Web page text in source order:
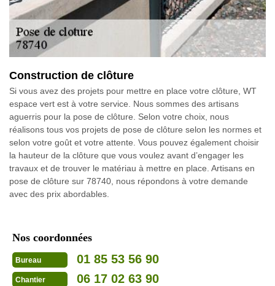
Construction de clôture
Si vous avez des projets pour mettre en place votre clôture, WT
espace vert est à votre service. Nous sommes des artisans
aguerris pour la pose de clôture. Selon votre choix, nous
réalisons tous vos projets de pose de clôture selon les normes et
selon votre goût et votre attente. Vous pouvez également choisir
la hauteur de la clôture que vous voulez avant d’engager les
travaux et de trouver le matériau à mettre en place. Artisans en
pose de clôture sur 78740, nous répondons à votre demande
avec des prix abordables.
Nos coordonnées
Bureau 01 85 53 56 90
Chantier 06 17 02 63 90